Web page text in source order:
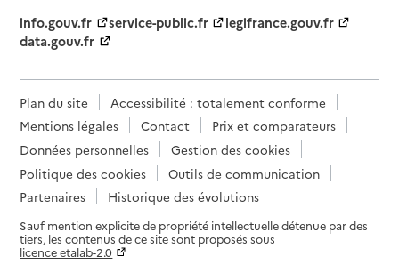
info.gouv.fr
service-public.fr
legifrance.gouv.fr
data.gouv.fr
Plan du site
Accessibilité : totalement conforme
Mentions légales
Contact
Prix et comparateurs
Données personnelles
Gestion des cookies
Politique des cookies
Outils de communication
Partenaires
Historique des évolutions
Sauf mention explicite de propriété intellectuelle détenue par des
tiers, les contenus de ce site sont proposés sous
licence etalab-2.0